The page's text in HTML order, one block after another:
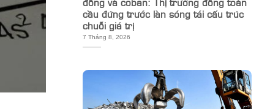
cầu đứng trước làn sóng tái cấu trúc
chuỗi giá trị
7 Tháng 8, 2026